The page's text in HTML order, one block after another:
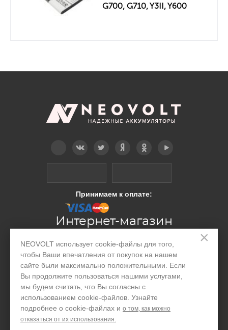
×
NEOVOLT использует cookie-файлы для того,
чтобы Ваши впечатления от покупок на нашем
сайте были максимально положительными. Если
Вы продолжите пользоваться нашими услугами,
мы будем считать, что Вы согласны с
использованием cookie-файлов. Узнайте
подробнее о cookie-файлах и о том, как можно
отказаться от их использования.
G700, G710, Y3II, Y600
Принимаем к оплате:
Интернет-магазин
Производство
Организациям
Акции и скидки
Блог
Контакты